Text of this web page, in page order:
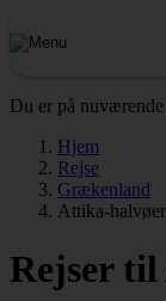
Du er på
Hjem
Rejse
Grækenland
Attika-
Rejser